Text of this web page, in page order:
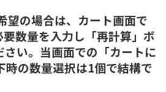
の場合は、カート画面で
要数量を入力し「再計算」ボ
さい。当画面での「カートに
時の数量選択は1個で結構で